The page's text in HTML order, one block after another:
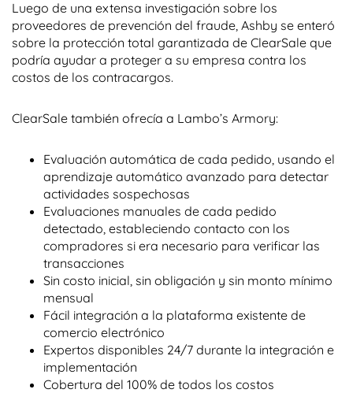
Luego de una extensa investigación sobre los
proveedores de prevención del fraude, Ashby se enteró
sobre la protección total garantizada de ClearSale que
podría ayudar a proteger a su empresa contra los
costos de los contracargos.
ClearSale también ofrecía a Lambo’s Armory:
Evaluación automática de cada pedido, usando el
aprendizaje automático avanzado para detectar
actividades sospechosas
Evaluaciones manuales de cada pedido
detectado, estableciendo contacto con los
compradores si era necesario para verificar las
transacciones
Sin costo inicial, sin obligación y sin monto mínimo
mensual
Fácil integración a la plataforma existente de
comercio electrónico
Expertos disponibles 24/7 durante la integración e
implementación
Cobertura del 100% de todos los costos